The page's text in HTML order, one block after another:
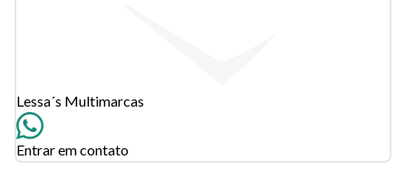
Para aumentar ou diminuir a fonte em nosso site, utilize os
atalhos Ctrl+ (para aumentar) e Ctrl- (para diminuir) no seu
teclado.
Lessa´s Multimarcas
Entrar em contato